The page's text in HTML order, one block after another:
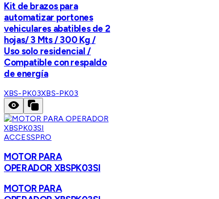
Kit de brazos para
automatizar portones
vehiculares abatibles de 2
hojas/ 3 Mts / 300 Kg /
Uso solo residencial /
Compatible con respaldo
de energía
XBS-PK03XBS-PK03
ACCESSPRO
MOTOR PARA
OPERADOR XBSPK03SI
MOTOR PARA